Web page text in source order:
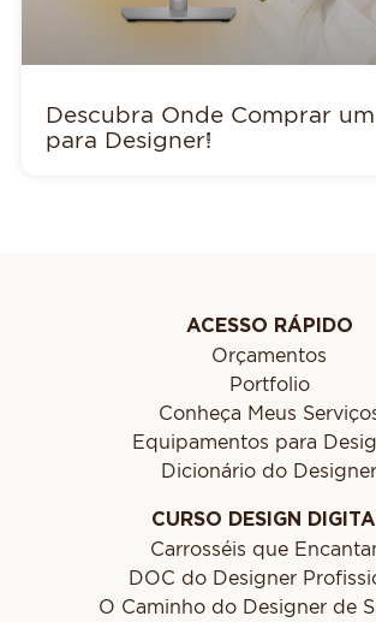
Descubra Onde Comprar
para Designer!
ACESSO RÁPIDO
Orçamentos
Portfolio
Conheça Meus
Equipamentos para
Dicionário do Designer
CURSO DESIGN
Carrosséis que
DOC do Designer
O Caminho do Designer de